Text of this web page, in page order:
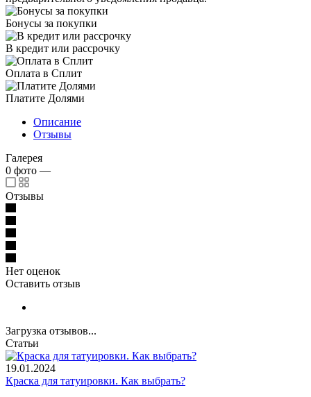
Бонусы за покупки
В кредит или рассрочку
Оплата в Сплит
Платите Долями
Описание
Отзывы
Галерея
0 фото —
Отзывы
Нет оценок
Оставить отзыв
Загрузка отзывов...
Статьи
19.01.2024
Краска для татуировки. Как выбрать?